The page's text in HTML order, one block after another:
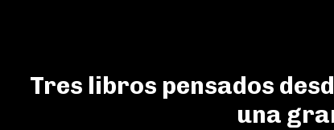
Tres libros pensados
una